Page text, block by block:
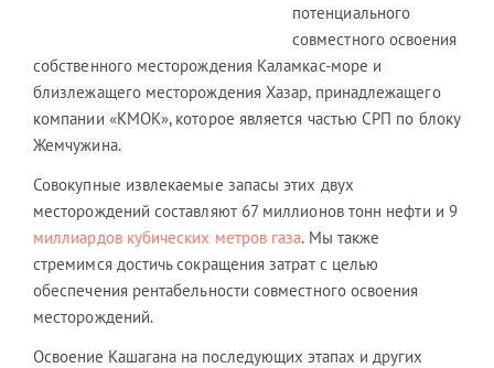
потенциального
совместного освоения
собственного месторождения Каламкас-море и
близлежащего месторождения Хазар, принадлежащего
компании «КМОК», которое является частью СРП по блоку
Жемчужина.
Совокупные извлекаемые запасы этих двух
месторождений составляют 67 миллионов тонн нефти и 9
миллиардов кубических метров газа. Мы также
стремимся достичь сокращения затрат с целью
обеспечения рентабельности совместного освоения
месторождений.
Освоение Кашагана на последующих этапах и других